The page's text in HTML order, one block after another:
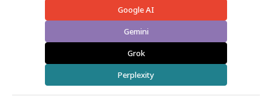
Google AI
Gemini
Grok
Perplexity